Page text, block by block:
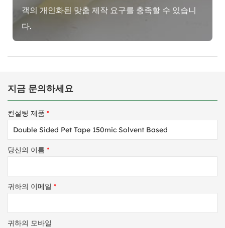
객의 개인화된 맞춤 제작 요구를 충족할 수 있습니
다.
지금 문의하세요
컨설팅 제품 *
당신의 이름 *
귀하의 이메일 *
귀하의 모바일